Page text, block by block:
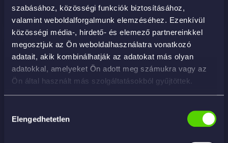
szabásához, közösségi funkciók biztosításához,
valamint weboldalforgalmunk elemzéséhez. Ezenkívül
közösségi média-, hirdető- és elemező partnereinkkel
megosztjuk az Ön weboldalhasználatra vonatkozó
adatait, akik kombinálhatják az adatokat más olyan
adatokkal, amelyeket Ön adott meg számukra vagy az
Ön által használt más szolgáltatásokból gyűjtöttek.
kiválasztása
Elengedhetetlen